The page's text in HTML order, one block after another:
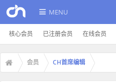
MENU
核心会员 已注册会员 在线会员
会员 CH首席编辑